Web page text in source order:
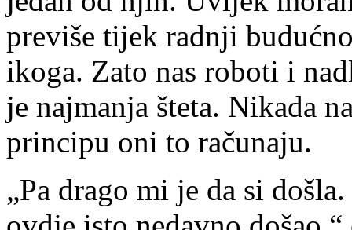
previše tijek radnji
ikoga. Zato nas roboti i
je najmanja šteta. Nikada
principu oni to računaju.
„Pa drago mi je da si